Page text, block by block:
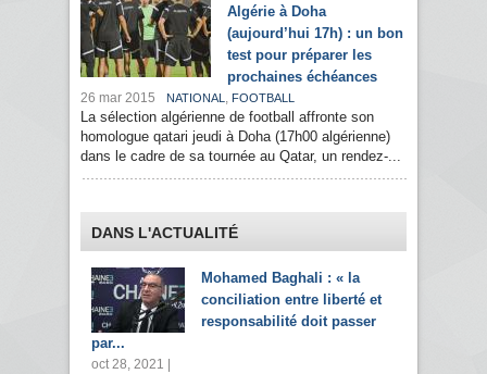
Algérie à Doha
(aujourd’hui 17h) : un bon
test pour préparer les
prochaines échéances
26 mar 2015 NATIONAL , FOOTBALL
La sélection algérienne de football affronte son
homologue qatari jeudi à Doha (17h00 algérienne)
dans le cadre de sa tournée au Qatar, un rendez-...
DANS L'ACTUALITÉ
Mohamed Baghali : « la
conciliation entre liberté et
responsabilité doit passer
par...
oct 28, 2021 |